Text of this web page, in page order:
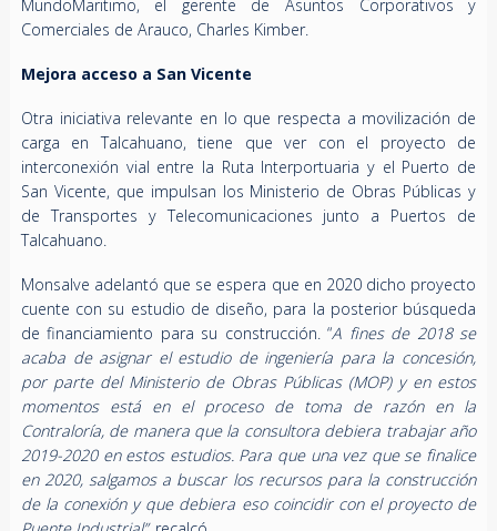
MundoMaritimo, el gerente de Asuntos Corporativos y
Comerciales de Arauco, Charles Kimber.
Mejora acceso a San Vicente
Otra iniciativa relevante en lo que respecta a movilización de
carga en Talcahuano, tiene que ver con el proyecto de
interconexión vial entre la Ruta Interportuaria y el Puerto de
San Vicente, que impulsan los Ministerio de Obras Públicas y
de Transportes y Telecomunicaciones junto a Puertos de
Talcahuano.
Monsalve adelantó que se espera que en 2020 dicho proyecto
cuente con su estudio de diseño, para la posterior búsqueda
de financiamiento para su construcción. “A fines de 2018 se
acaba de asignar el estudio de ingeniería para la concesión,
por parte del Ministerio de Obras Públicas (MOP) y en estos
momentos está en el proceso de toma de razón en la
Contraloría, de manera que la consultora debiera trabajar año
2019-2020 en estos estudios. Para que una vez que se finalice
en 2020, salgamos a buscar los recursos para la construcción
de la conexión y que debiera eso coincidir con el proyecto de